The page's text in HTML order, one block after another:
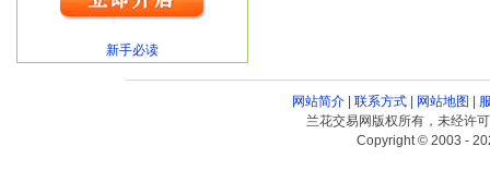
新手必读
网站简介| 联系方式| 网站地图 |
兰花交易网版权所有，未经许
Copyright © 2003 -